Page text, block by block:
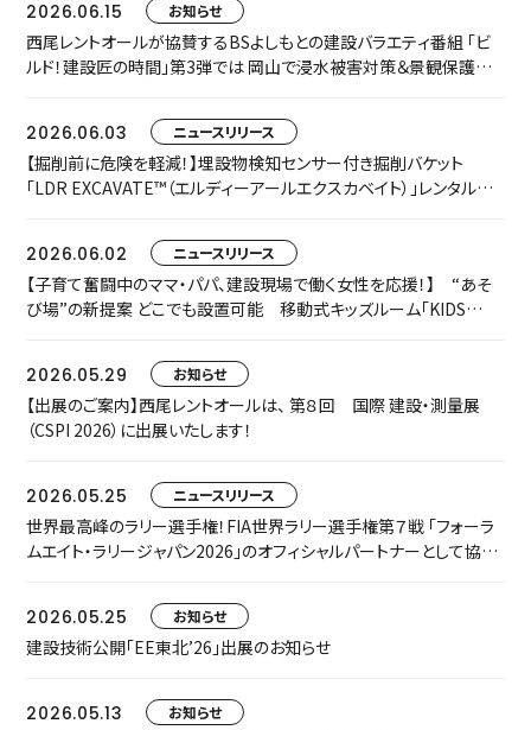
2026.06.15
お知らせ
西尾レントオールが協賛するBSよしもとの建設バラエティ番組 「ビ
ルド！建設匠の時間」第3弾では 岡山で浸水被害対策＆景観保護共
2026.06.03
ニュースリリース
【掘削前に危険を軽減！】埋設物検知センサー付き掘削バケット
「LDR EXCAVATE™（エルディーアールエクスカベイト）」レンタルを
2026.06.02
ニュースリリース
【子育て奮闘中のママ・パパ、建設現場で働く女性を応援！】 “あそ
び場”の新提案 どこでも設置可能 移動式キッズルーム「KIDS
2026.05.29
お知らせ
【出展のご案内】西尾レントオールは、 第８回 国際 建設・測量展
（CSPI 2026）に出展いたします！
2026.05.25 ニュースリリース
世界最高峰のラリー選手権！FIA世界ラリー選手権第７戦 「フォーラ
ムエイト・ラリージャパン2026」のオフィシャルパートナーとして協賛
2026.05.25
お知らせ
建設技術公開「EE東北’26」出展のお知らせ
2026.05.13 お知らせ